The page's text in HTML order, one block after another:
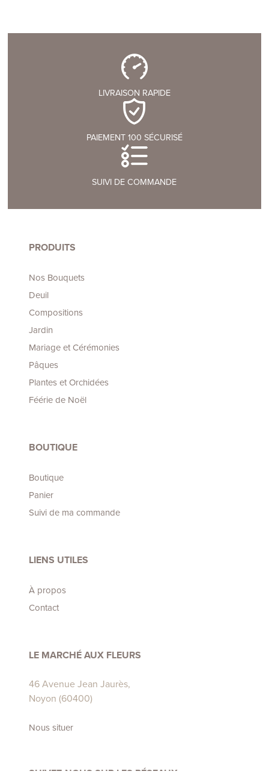
LIVRAISON RAPIDE
PAIEMENT 100 SÉCURISÉ
SUIVI DE COMMANDE
PRODUITS
Nos Bouquets
Deuil
Compositions
Jardin
Mariage et Cérémonies
Pâques
Plantes et Orchidées
Féérie de Noël
BOUTIQUE
Boutique
Panier
Suivi de ma commande
LIENS UTILES
À propos
Contact
LE MARCHÉ AUX FLEURS
46 Avenue Jean Jaurès,
Noyon (60400)
Nous situer
SUIVEZ-NOUS SUR LES RÉSEAUX